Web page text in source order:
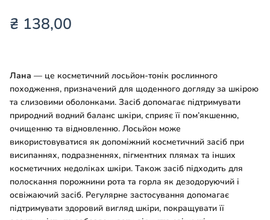
₴ 138,00
Лана — це косметичний лосьйон-тонік рослинного
походження, призначений для щоденного догляду за шкірою
та слизовими оболонками. Засіб допомагає підтримувати
природний водний баланс шкіри, сприяє її пом’якшенню,
очищенню та відновленню. Лосьйон може
використовуватися як допоміжний косметичний засіб при
висипаннях, подразненнях, пігментних плямах та інших
косметичних недоліках шкіри. Також засіб підходить для
полоскання порожнини рота та горла як дезодоруючий і
освіжаючий засіб. Регулярне застосування допомагає
підтримувати здоровий вигляд шкіри, покращувати її